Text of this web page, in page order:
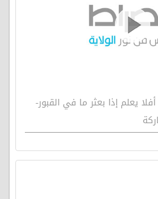
777 - آية أفلا يعلم إذا بعثر ما في القبور-